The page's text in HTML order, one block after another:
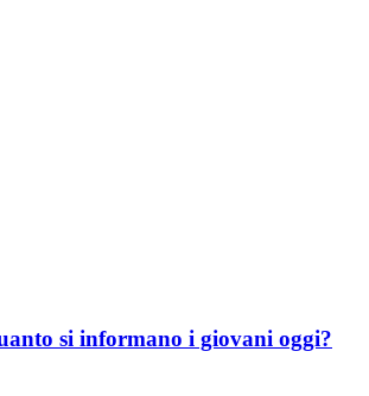
si informano i giovani oggi?